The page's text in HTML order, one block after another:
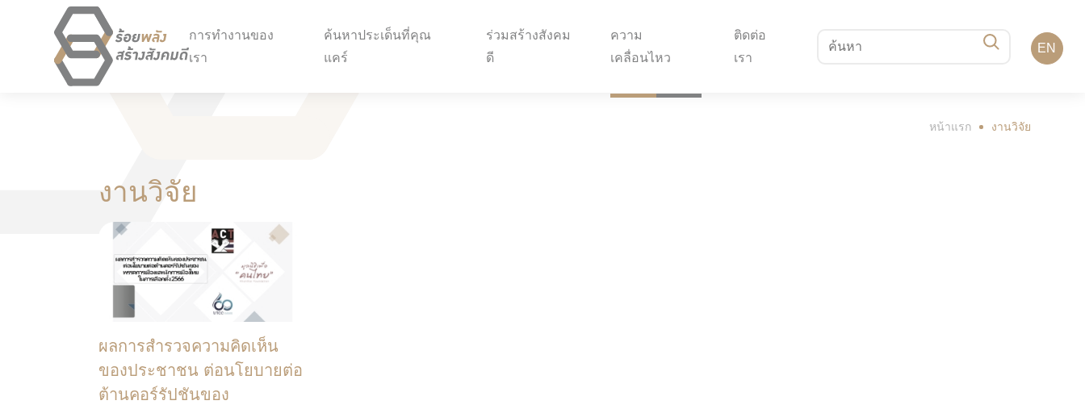
การทำงานของ
เรา
ค้นหาประเด็นที่คุณ
แคร์
ร่วมสร้างสังคม
ดี
ความ
เคลื่อนไหว
ติดต่อ
เรา
EN
หน้าแรก งานวิจัย
งานวิจัย
ผลการสำรวจความคิดเห็น
ของประชาชน ต่อนโยบายต่อ
ต้านคอร์รัปชันของ